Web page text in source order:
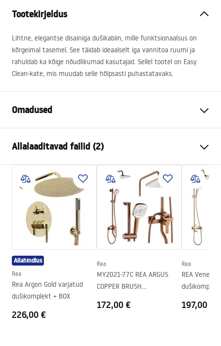
Tootekirjeldus
Lihtne, elegantse disainiga dušikabiin, mille funktsionaalsus on
kõrgeimal tasemel. See täidab ideaalselt iga vannitoa ruumi ja
rahuldab ka kõige nõudlikumad kasutajad. Sellel tootel on Easy
Clean-kate, mis muudab selle hõlpsasti puhastatavaks.
Omadused
Värv
Kabiini tüüp
Nurgas
Klaasi värvus
Transparent 6mm
Avamismeetod
Saab kallutada mõlemale poole
Paigaldamine
Dušialusel või põrandal
Kõrgus (mm)
2005 mm
Dušikabiini suund
Universaalne
Garantii
Easy Clean kate
Jah, klaasi ühel poolel
Allalaaditavad failid (2)
shower manual
shower manual.pdf
Instrukcja montażu
Instrukcja_Hugo_double_PL.pdf
Allahindlus
Rea
Rea Argon Gold varjatud
dušikomplekt + BOX
226,00 €
Rea
MY2021-77C REA ARGUS
COPPER BRUSH
172,00 €
Rea
REA Veneta
dušikomplekt
197,00 €